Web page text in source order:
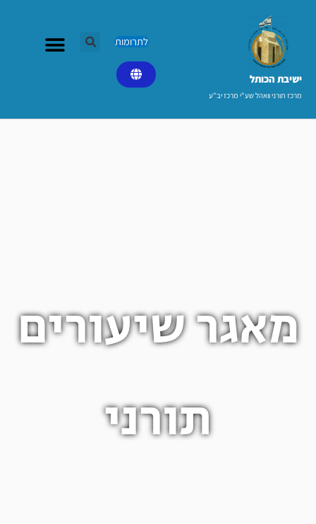
ישיבת הכותל​
מרכז תורני וואהל שע"י מרכז יב"ע
לתרומות
מאגר שיעורים
תורני